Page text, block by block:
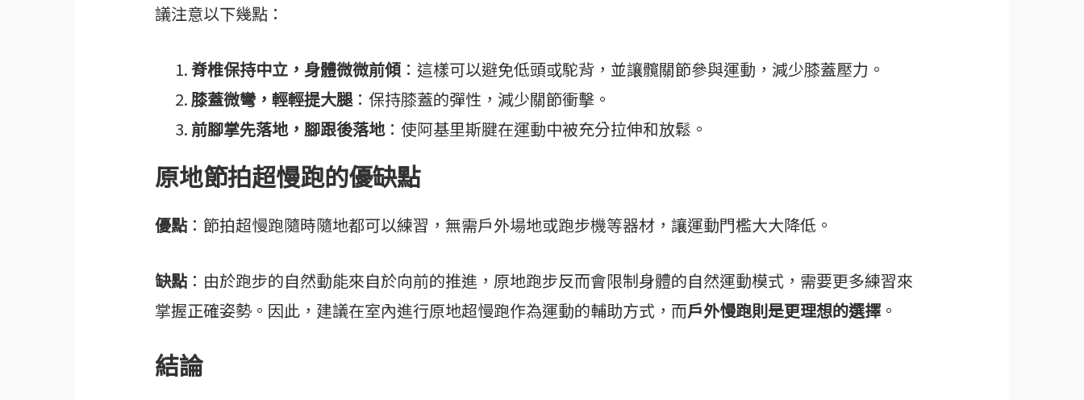
議注意以下幾點：
脊椎保持中立，身體微微前傾 ：這樣可以避免低頭或駝背，並讓髖關節參與運動，減少膝蓋壓力。
膝蓋微彎，輕輕提大腿：保持膝蓋的彈性，減少關節衝擊。
前腳掌先落地，腳跟後落地：使阿基里斯腱在運動中被充分拉伸和放鬆。
原地節拍超慢跑的優缺點
優點 ：節拍超慢跑隨時隨地都可以練習，無需戶外場地或跑步機等器材，讓運動門檻大大降低。
缺點 ：由於跑步的自然動能來自於向前的推進，原地跑步反而會限制身體的自然運動模式，需要更多練習來
掌握正確姿勢。因此，建議在室內進行原地超慢跑作為運動的輔助方式，而戶外慢跑則是更理想的選擇 。
結論